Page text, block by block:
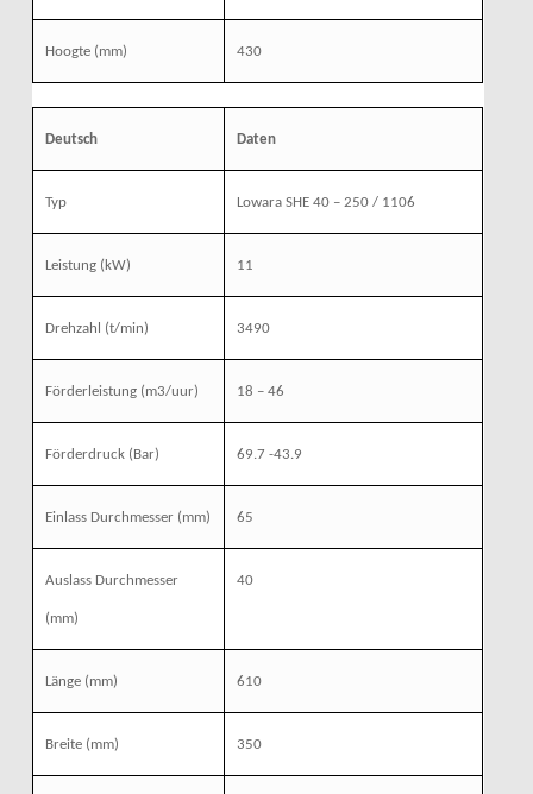
Hoogte (mm) 430
Deutsch Daten
Typ Lowara SHE 40 – 250 / 1106
Leistung (kW) 11
Drehzahl (t/min) 3490
Förderleistung (m3/uur) 18 – 46
Förderdruck (Bar) 69.7 -43.9
Einlass Durchmesser (mm) 65
Auslass Durchmesser
(mm)
40
Länge (mm) 610
Breite (mm) 350